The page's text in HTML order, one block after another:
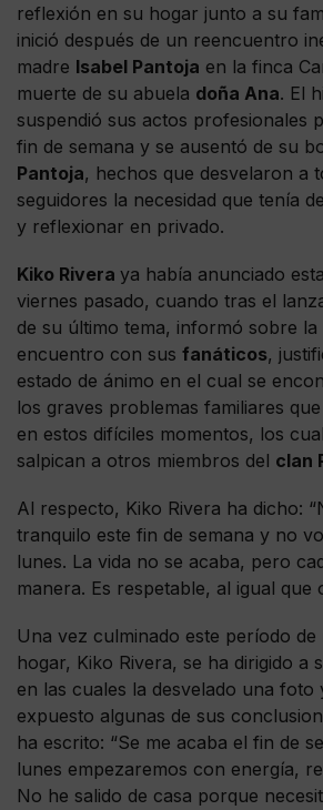
reflexión en su hogar junto a su
inició después de un reencuentro
madre Isabel Pantoja en la finca
muerte de su abuela doña Ana. El
suspendió sus actos profesionales
fin de semana y se ausentó de su
Pantoja, hechos que desvelaron a
seguidores la necesidad que tenía
y reflexionar en privado.
Kiko Rivera ya había anunciado
viernes pasado, cuando tras el
de su último tema, informó sobre
encuentro con sus fanáticos,
estado de ánimo en el cual se
los graves problemas familiares
en estos difíciles momentos, los
salpican a otros miembros del clan
Al respecto, Kiko Rivera ha dicho:
tranquilo este fin de semana y no
lunes. La vida no se acaba, pero
manera. Es respetable, al igual que
Una vez culminado este período
hogar, Kiko Rivera, se ha dirigido a
en las cuales la desvelado una foto
expuesto algunas de sus
ha escrito: “Se me acaba el fin de
lunes empezaremos con energía,
No he salido de casa porque